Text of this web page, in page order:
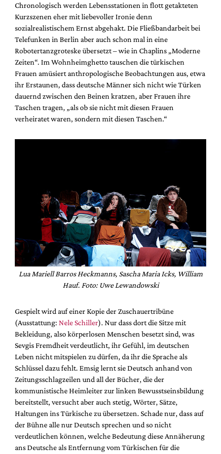
Chronologisch werden Lebensstationen in flott getakteten
Kurzszenen eher mit liebevoller Ironie denn
sozialrealistischem Ernst abgehakt. Die Fließbandarbeit bei
Telefunken in Berlin aber auch schon mal in eine
Robotertanzgroteske übersetzt – wie in Chaplins „Moderne
Zeiten“. Im Wohnheimghetto tauschen die türkischen
Frauen amüsiert anthropologische Beobachtungen aus, etwa
ihr Erstaunen, dass deutsche Männer sich nicht wie Türken
dauernd zwischen den Beinen kratzen, aber Frauen ihre
Taschen tragen, „als ob sie nicht mit diesen Frauen
verheiratet waren, sondern mit diesen Taschen.“
Lua Mariell Barros Heckmanns, Sascha Maria Icks, William
Hauf. Foto: Uwe Lewandowski
Gespielt wird auf einer Kopie der Zuschauertribüne
(Ausstattung: Nele Schiller). Nur dass dort die Sitze mit
Bekleidung, also körperlosen Menschen besetzt sind, was
Sevgis Fremdheit verdeutlicht, ihr Gefühl, im deutschen
Leben nicht mitspielen zu dürfen, da ihr die Sprache als
Schlüssel dazu fehlt. Emsig lernt sie Deutsch anhand von
Zeitungsschlagzeilen und all der Bücher, die der
kommunistische Heimleiter zur linken Bewusstseinsbildung
bereitstellt, versucht aber auch stetig, Wörter, Sätze,
Haltungen ins Türkische zu übersetzen. Schade nur, dass auf
der Bühne alle nur Deutsch sprechen und so nicht
verdeutlichen können, welche Bedeutung diese Annäherung
ans Deutsche als Entfernung vom Türkischen für die